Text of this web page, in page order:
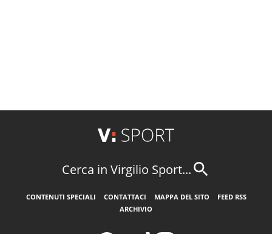
Cerca in Virgilio Sport...
CONTENUTI SPECIALI CONTATTACI MAPPA DEL SITO
FEED RSS
ARCHIVIO